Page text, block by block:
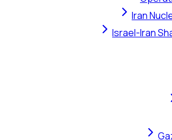
Iran
Israel-Iran